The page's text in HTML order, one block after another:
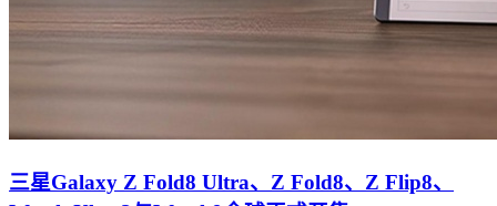
三星Galaxy Z Fold8 Ultra、Z Fold8、Z Flip8、